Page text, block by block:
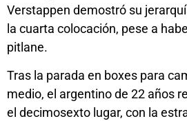
Verstappen demostró su
la cuarta colocación, pese a
pitlane.
Tras la parada en boxes para
medio, el argentino de 22 años
el decimosexto lugar, con la